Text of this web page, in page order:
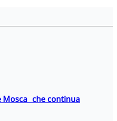
Mosca che continua